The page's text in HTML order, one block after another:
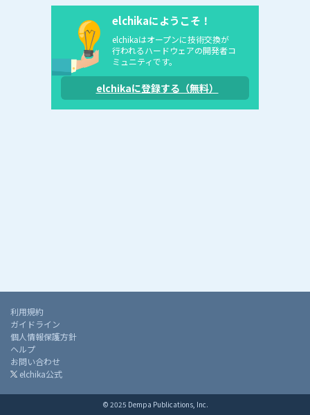
elchikaにようこそ！
elchikaはオープンに技術交換が
行われるハードウェアの開発者コ
ミュニティです。
elchikaに登録する（無料）
利用規約
ガイドライン
個人情報保護方針
ヘルプ
お問い合わせ
elchika公式
© 2025 Dempa Publications, Inc.